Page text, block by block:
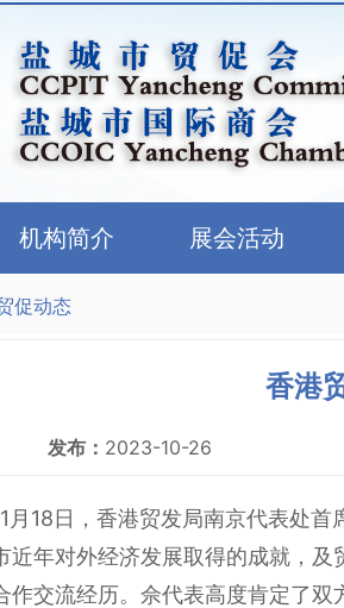
机构简介 展会活动
促动态
香港
发布： 2023-10-26
月18日，香港贸发局南京代表处
近年对外经济发展取得的成就，
作交流经历。佘代表高度肯定了